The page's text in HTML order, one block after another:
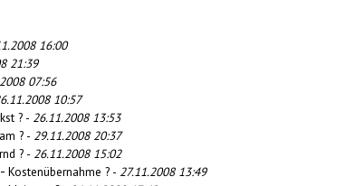
16:00
21:39
07:56
10:57
? - 26.11.2008 13:53
? - 29.11.2008 20:37
? - 26.11.2008 15:02
- Kostenübernahme ? - 27.11.2008 13:49